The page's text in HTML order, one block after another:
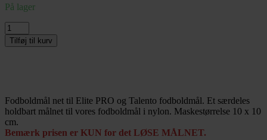
På lager
Løst
målnet
til
str.
200
x
120
Tilføj til kurv
Fodboldmål net til Elite PRO og Talento fodboldmål. Et særdeles
holdbart målnet til vores fodboldmål i nylon. Maskestørrelse 10 x 10
cm.
Bemærk prisen er KUN for det LØSE MÅLNET.